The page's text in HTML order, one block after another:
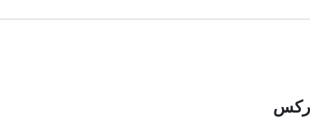
لاحقاً — بل يساعدك فقط في رؤية ما حدث بالفعل بشكل أوضح.